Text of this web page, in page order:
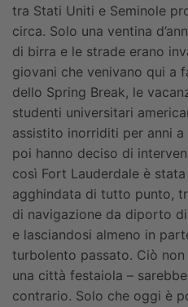
tra Stati Uniti e Seminole
circa. Solo una ventina
di birra e le strade erano
giovani che venivano qui a
dello Spring Break, le
studenti universitari
assistito inorriditi per anni
poi hanno deciso di
così Fort Lauderdale è
agghindata di tutto punto,
di navigazione da diporto
e lasciandosi almeno in
turbolento passato. Ciò
una città festaiola –
contrario. Solo che oggi è